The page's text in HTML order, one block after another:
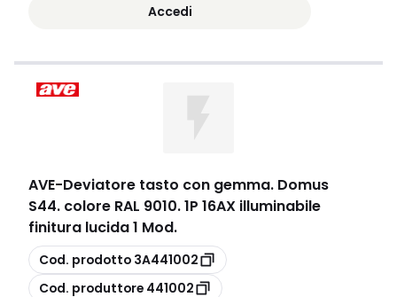
Accedi
AVE-Deviatore tasto con gemma. Domus
S44. colore RAL 9010. 1P 16AX illuminabile
finitura lucida 1 Mod.
copia
Cod. prodotto 3A441002
copia
Cod. produttore 441002